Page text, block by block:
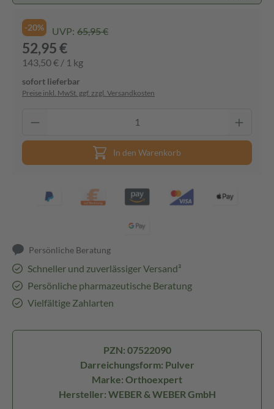
-20% UVP: 65,95 €
52,95 €
143,50 € / 1 kg
sofort lieferbar
Preise inkl. MwSt. ggf. zzgl. Versandkosten
In den Warenkorb
Persönliche Beratung
Schneller und zuverlässiger Versand³
Persönliche pharmazeutische Beratung
Vielfältige Zahlarten
PZN: 07522090
Darreichungsform: Pulver
Marke: Orthoexpert
Hersteller: WEBER & WEBER GmbH